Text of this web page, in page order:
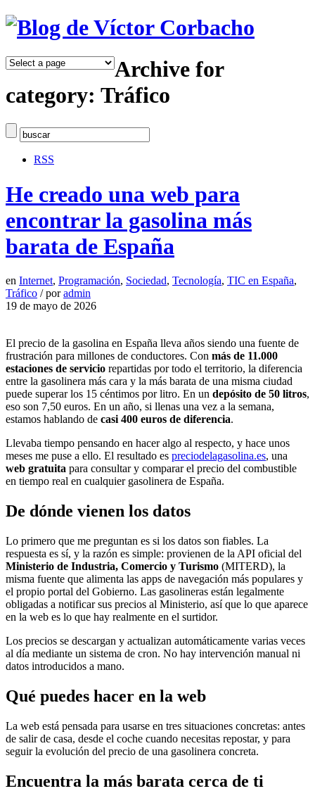
Archive for
category: Tráfico
RSS
He creado una web para
encontrar la gasolina más
barata de España
en Internet, Programación, Sociedad, Tecnología, TIC en España,
Tráfico / poradmin
19 de mayo de 2026
El precio de la gasolina en España lleva años siendo una fuente de
frustración para millones de conductores. Con más de 11.000
estaciones de servicio repartidas por todo el territorio, la diferencia
entre la gasolinera más cara y la más barata de una misma ciudad
puede superar los 15 céntimos por litro. En un depósito de 50 litros,
eso son 7,50 euros. En un año, si llenas una vez a la semana,
estamos hablando de casi 400 euros de diferencia.
Llevaba tiempo pensando en hacer algo al respecto, y hace unos
meses me puse a ello. El resultado es preciodelagasolina.es, una
web gratuita para consultar y comparar el precio del combustible
en tiempo real en cualquier gasolinera de España.
De dónde vienen los datos
Lo primero que me preguntan es si los datos son fiables. La
respuesta es sí, y la razón es simple: provienen de la API oficial del
Ministerio de Industria, Comercio y Turismo (MITERD), la
misma fuente que alimenta las apps de navegación más populares y
el propio portal del Gobierno. Las gasolineras están legalmente
obligadas a notificar sus precios al Ministerio, así que lo que aparece
en la web es lo que hay realmente en el surtidor.
Los precios se descargan y actualizan automáticamente varias veces
al día mediante un sistema de cron. No hay intervención manual ni
datos introducidos a mano.
Qué puedes hacer en la web
La web está pensada para usarse en tres situaciones concretas: antes
de salir de casa, desde el coche cuando necesitas repostar, y para
seguir la evolución del precio de una gasolinera concreta.
Encuentra la más barata cerca de ti